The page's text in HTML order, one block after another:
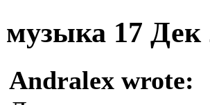
музыка 17 Дек
Andralex wrote: